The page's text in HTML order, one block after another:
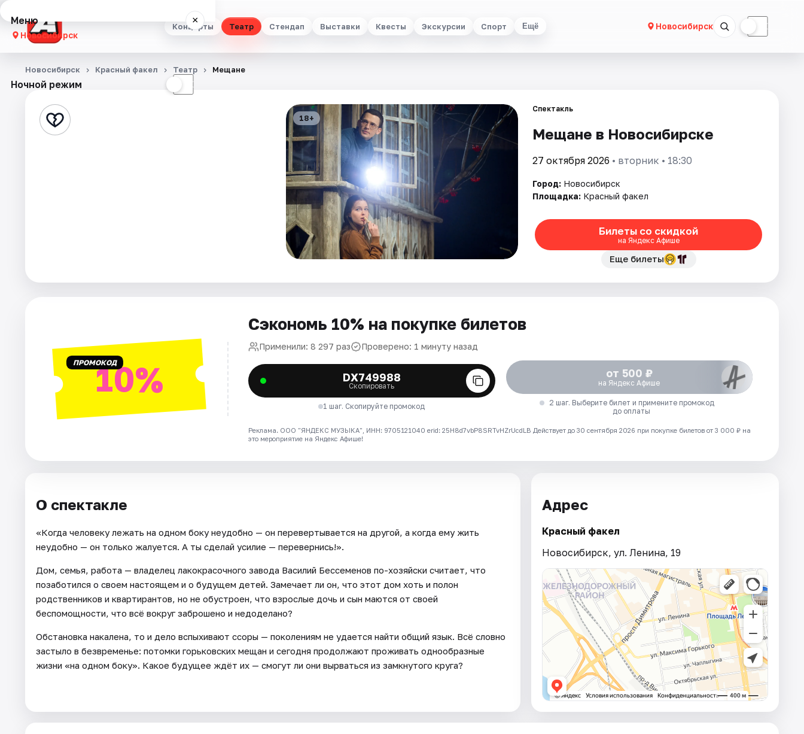
Концерты Театр Стендап Выставки Квесты Экскурсии Спорт Ещё Новосибирск ☾
Меню ×
Новосибирск
Концерты
Стендап
Артисты
Ночной режим ☾
Новосибирск Красный факел Театр Мещане
18+
Спектакль
Мещане в Новосибирске
27 октября 2026 • вторник • 18:30
Город: Новосибирск
Площадка: Красный факел
Билеты со скидкой
на Яндекс Афише
Еще билеты
ПРОМОКОД10%
Сэкономь 10% на покупке билетов
Применили: 8 297 раз Проверено: 1 минуту назад
DX749988
Скопировать
1 шаг. Скопируйте промокод
от 500 ₽
на Яндекс Афише
2 шаг. Выберите билет и примените промокод
до оплаты
Реклама. ООО "ЯНДЕКС МУЗЫКА", ИНН: 9705121040 erid: 25H8d7vbP8SRTvHZrUcdLB Действует до 30 сентября 2026 при покупке билетов от 3 000 ₽ на
это мероприятие на Яндекс Афише!
О спектакле
«Когда человеку лежать на одном боку неудобно — он перевертывается на другой, а когда ему жить
неудобно — он только жалуется. А ты сделай усилие — перевернись!».
Дом, семья, работа — владелец лакокрасочного завода Василий Бессеменов по-хозяйски считает, что
позаботился о своем настоящем и о будущем детей. Замечает ли он, что этот дом хоть и полон
родственников и квартирантов, но не обустроен, что взрослые дочь и сын маются от своей
беспомощности, что всё вокруг заброшено и недоделано?
Обстановка накалена, то и дело вспыхивают ссоры — поколениям не удается найти общий язык. Всё словно
застыло в безвременье: потомки горьковских мещан и сегодня продолжают проживать однообразные
жизни «на одном боку». Какое будущее ждёт их — смогут ли они вырваться из замкнутого круга?
Адрес
Красный факел
Новосибирск, ул. Ленина, 19